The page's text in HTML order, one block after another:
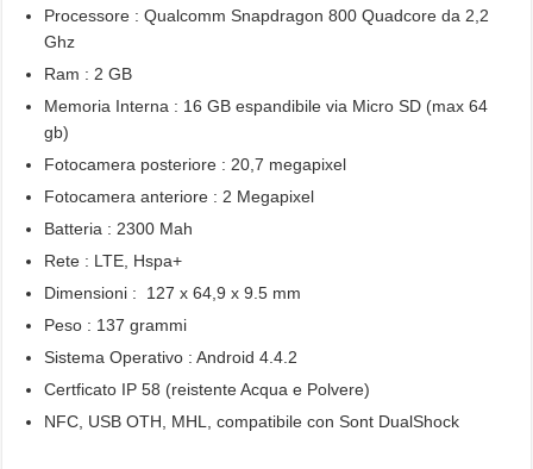
Processore : Qualcomm Snapdragon 800 Quadcore da 2,2
Ghz
Ram : 2 GB
Memoria Interna : 16 GB espandibile via Micro SD (max 64
gb)
Fotocamera posteriore : 20,7 megapixel
Fotocamera anteriore : 2 Megapixel
Batteria : 2300 Mah
Rete : LTE, Hspa+
Dimensioni : 127 x 64,9 x 9.5 mm
Peso : 137 grammi
Sistema Operativo : Android 4.4.2
Certficato IP 58 (reistente Acqua e Polvere)
NFC, USB OTH, MHL, compatibile con Sont DualShock